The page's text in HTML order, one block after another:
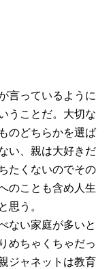
言っているように
うことだ。大切な
のどちらかを選ば
い、親は大好きだ
たくないのでその
のことも含め人生
思う。
ない家庭が多いと
めちゃくちゃだっ
ジャネットは教育